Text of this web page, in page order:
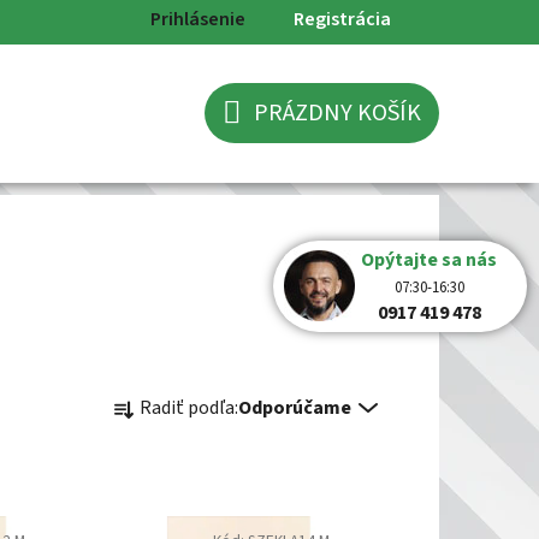
Prihlásenie Registrácia
NÁKUPNÝ
KOŠÍK
PRÁZDNY KOŠÍK
a Radiť podľa:Odporúčame
Opýtajte sa nás
07:30-16:30
0917 419 478